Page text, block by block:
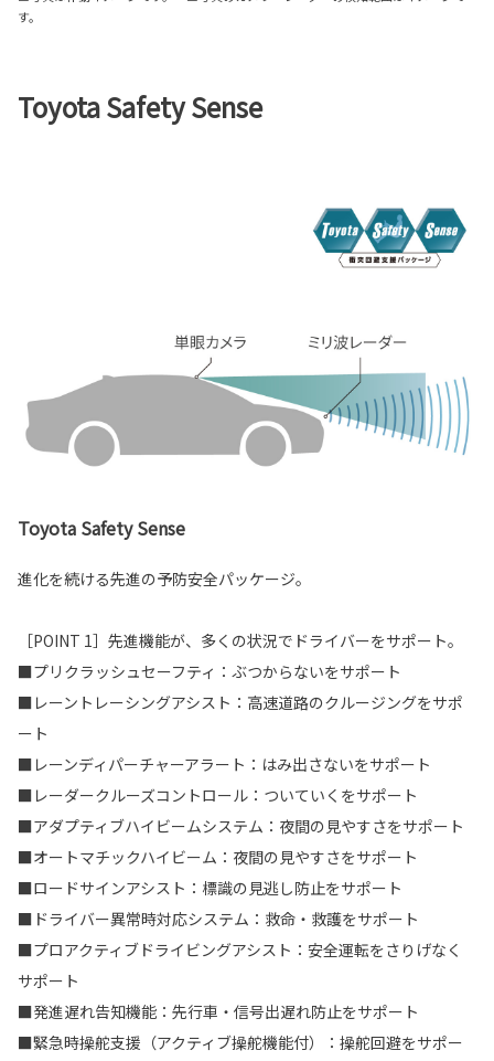
す。
Toyota Safety Sense
Toyota Safety Sense
進化を続ける先進の予防安全パッケージ。
［POINT 1］先進機能が、多くの状況でドライバーをサポート。
■プリクラッシュセーフティ：ぶつからないをサポート
■レーントレーシングアシスト：高速道路のクルージングをサポ
ート
■レーンディパーチャーアラート：はみ出さないをサポート
■レーダークルーズコントロール：ついていくをサポート
■アダプティブハイビームシステム：夜間の見やすさをサポート
■オートマチックハイビーム：夜間の見やすさをサポート
■ロードサインアシスト：標識の見逃し防止をサポート
■ドライバー異常時対応システム：救命・救護をサポート
■プロアクティブドライビングアシスト：安全運転をさりげなく
サポート
■発進遅れ告知機能：先行車・信号出遅れ防止をサポート
■緊急時操舵支援（アクティブ操舵機能付）：操舵回避をサポー